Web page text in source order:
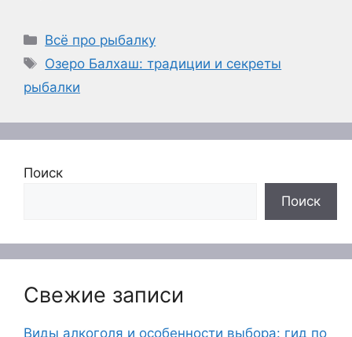
Рубрики
Всё про рыбалку
Метки
Озеро Балхаш: традиции и секреты
рыбалки
Поиск
Поиск
Свежие записи
Виды алкоголя и особенности выбора: гид по